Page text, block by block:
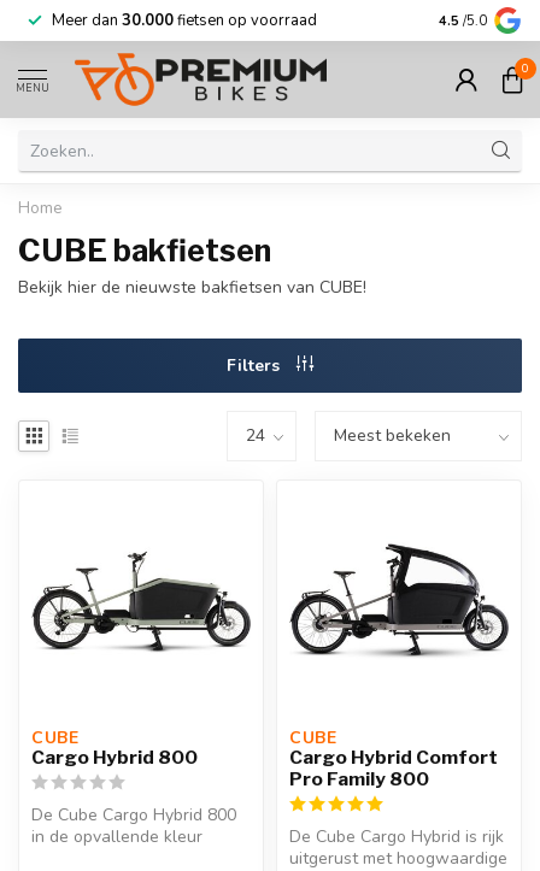
Meer dan 30.000fietsen op voorraad Korting tot
4.5 /5.0
MENU
0
Home
CUBE bakfietsen
Bekijk hier de nieuwste bakfietsen van CUBE!
Filters
CUBE
Cargo Hybrid 800
De Cube Cargo Hybrid 800
in de opvallende kleur
CUBE
Cargo Hybrid Comfort
Pro Family 800
De Cube Cargo Hybrid is rijk
uitgerust met hoogwaardige